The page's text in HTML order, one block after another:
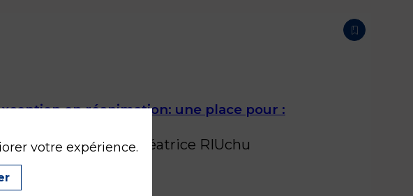
en réanimation: une place pour :
AP-HP Béatrice RIUchu
votre expérience.